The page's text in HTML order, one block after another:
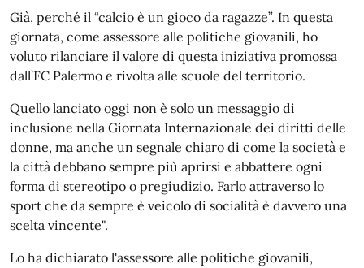
Già, perché il “calcio è un gioco da ragazze”. In questa
giornata, come assessore alle politiche giovanili, ho
voluto rilanciare il valore di questa iniziativa promossa
dall’FC Palermo e rivolta alle scuole del territorio.
Quello lanciato oggi non è solo un messaggio di
inclusione nella Giornata Internazionale dei diritti delle
donne, ma anche un segnale chiaro di come la società e
la città debbano sempre più aprirsi e abbattere ogni
forma di stereotipo o pregiudizio. Farlo attraverso lo
sport che da sempre è veicolo di socialità è davvero una
scelta vincente".
Lo ha dichiarato l'assessore alle politiche giovanili,